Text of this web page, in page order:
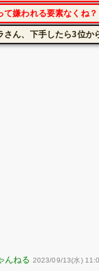
て嫌われる要素なくね
さん、下手したら3位
2023/09/13(水)